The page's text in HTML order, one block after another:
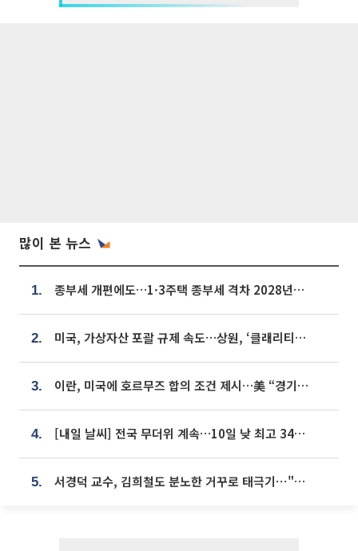
많이 본 뉴스
1. 종부세 개편에도…1·3주택 종부세 격차 2028년부터 확대
2. 미국, 가상자산 포괄 규제 속도…상원, ‘클래리티법’ 9월 절차투표 추진
3. 이란, 미국에 호르무즈 합의 조건 제시…美 “경기 아직 안 끝나” [종합]
4. [내일 날씨] 전국 무더위 계속…10일 낮 최고 34도 육박
5. 서경덕 교수, 김희철도 분노한 거꾸로 태극기⋯"엉터리는 아냐, 아쉬울 뿐"